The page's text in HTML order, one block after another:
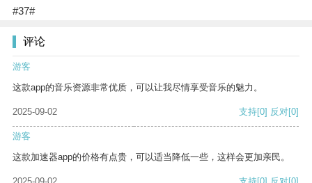
#37#
评论
游客
这款app的音乐资源非常优质，可以让我尽情享受音乐的魅力。
2025-09-02 支持[0] 反对[0]
游客
这款加速器app的价格有点贵，可以适当降低一些，这样会更加亲民。